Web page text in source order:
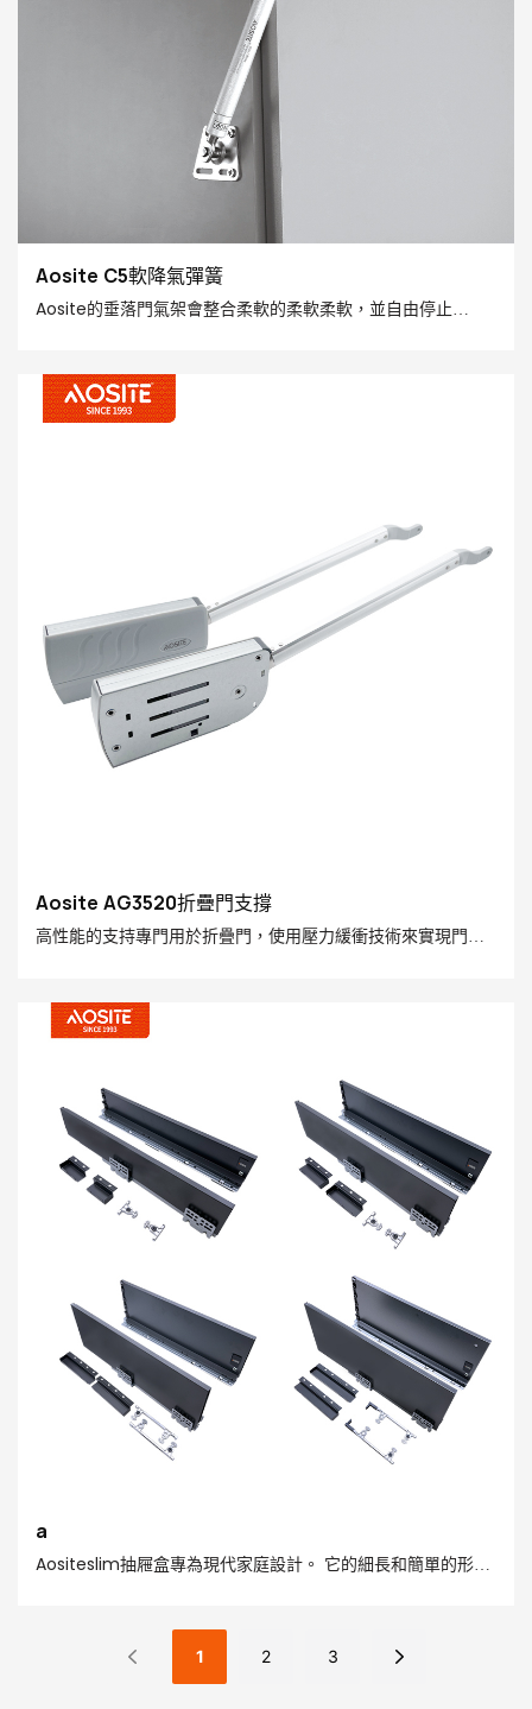
Aosite C5軟降氣彈簧
Aosite的垂落門氣架會整合柔軟的柔軟柔軟，並自由停止
和隱藏的門設計，重新定義了具有出色性能的上流門的硬件標
準
Aosite AG3520折疊門支撐
高性能的支持專門用於折疊門，使用壓力緩衝技術來實現門葉
家庭使用的舒適性和安全性
a
Aositeslim抽屜盒專為現代家庭設計。 它的細長和簡單的形狀
性化存儲需求，並通過精美的細節來提高房屋質量
1 2 3